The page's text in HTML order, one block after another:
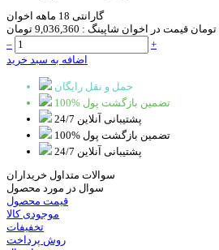
گارانتی 18 ماهه اخوان
قیمت در اخوان شاپینگ : 9,036,360 تومان
–
+
اضافه به سبد خرید
حمل و نقل رایگان
100% تضمین بازگشت پول
پشتیبانی آنلاین 24/7
100% تضمین بازگشت پول
پشتیبانی آنلاین 24/7
سوالات متداول خریداران
سوال در مورد محصول
قیمت محصول
موجودی کالا
تخفیفات
روش پرداخت